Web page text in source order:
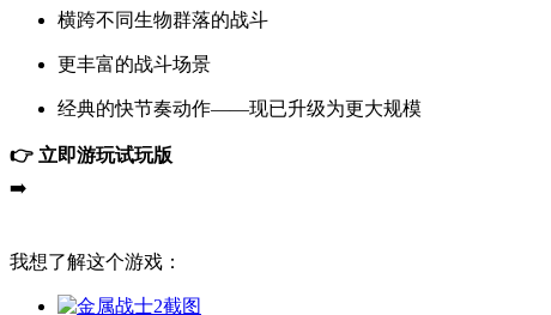
横跨不同生物群落的战斗
更丰富的战斗场景
经典的快节奏动作——现已升级为更大规模
👉 立即游玩试玩版
➡️
我想了解这个游戏：